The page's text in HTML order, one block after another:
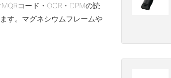
コード・OCR・DPMの読
す。マグネシウムフレームや